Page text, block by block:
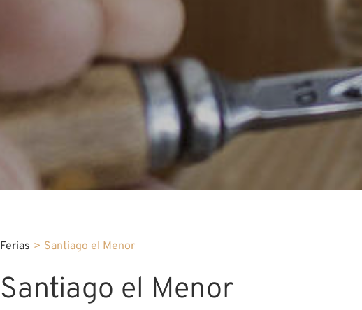
Ferias > Santiago el Menor
Santiago el Menor